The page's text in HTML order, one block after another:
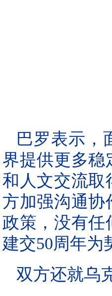
巴罗表示，
界提供更多稳
和人文交流取
方加强沟通协
政策，没有任
建交50周年为
双方还就乌